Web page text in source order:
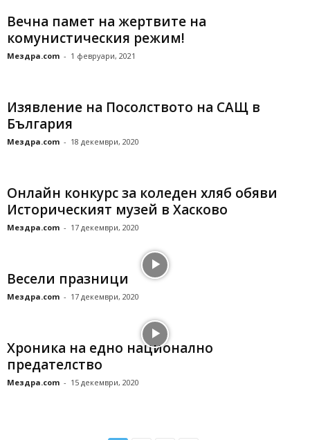
Вечна памет на жертвите на
комунистическия режим!
Мездра.com - 1 февруари, 2021
Изявление на Посолството на САЩ в
България
Мездра.com - 18 декември, 2020
Онлайн конкурс за коледен хляб обяви
Историческият музей в Хасково
Мездра.com - 17 декември, 2020
Весели празници
Мездра.com - 17 декември, 2020
Хроника на едно национално
предателство
Мездра.com - 15 декември, 2020